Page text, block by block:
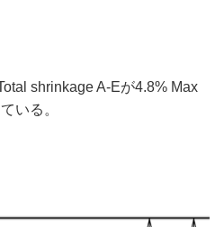
shrinkage A-Eが4.8% Max
いる。